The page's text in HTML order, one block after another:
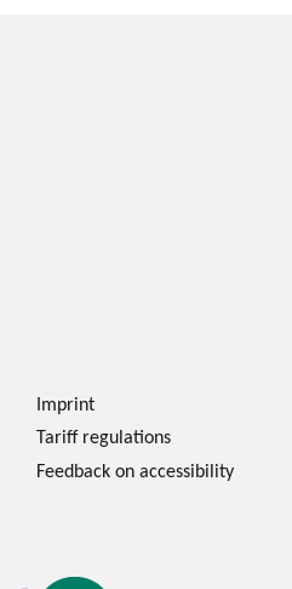
Imprint
Tariff regulations
Feedback on accessibility